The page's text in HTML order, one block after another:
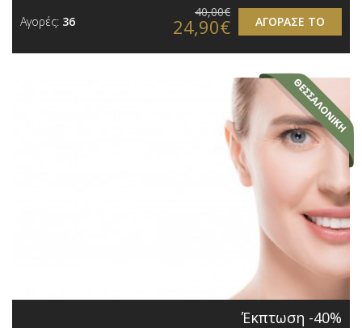
Αγορές: 36 ΑΓΟΡΑΣΕ ΤΟ
40,00€
24,90€
Έκπτωση -40%